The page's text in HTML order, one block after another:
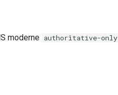
日本語
moderne authorìtative-only